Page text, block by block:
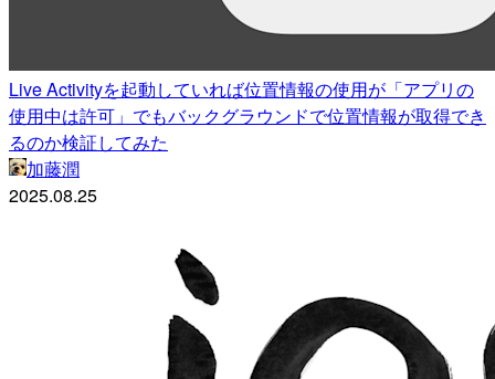
Live Activityを起動していれば位置情報の使用が「アプリの
使用中は許可」でもバックグラウンドで位置情報が取得でき
るのか検証してみた
加藤潤
2025.08.25